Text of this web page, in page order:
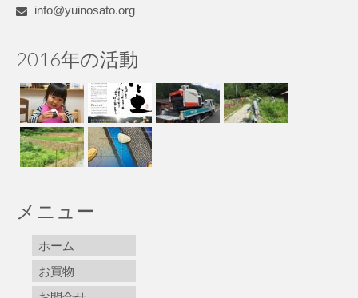
info@yuinosato.org
2016年の活動
メニュー
ホーム
お買物